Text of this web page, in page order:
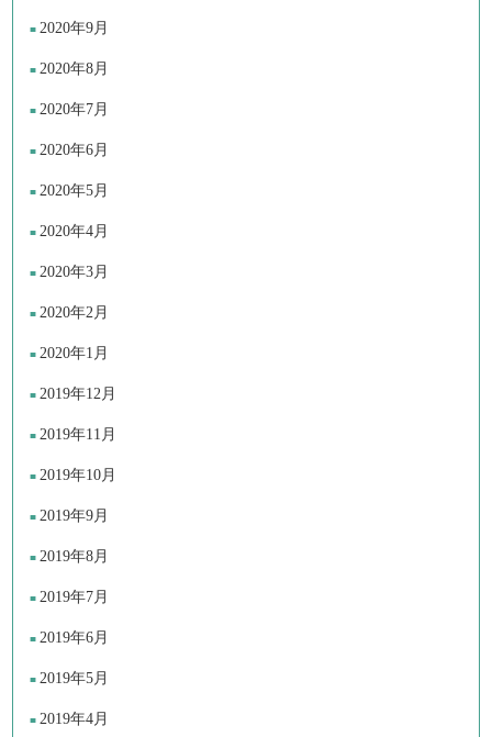
2020年9月
2020年8月
2020年7月
2020年6月
2020年5月
2020年4月
2020年3月
2020年2月
2020年1月
2019年12月
2019年11月
2019年10月
2019年9月
2019年8月
2019年7月
2019年6月
2019年5月
2019年4月